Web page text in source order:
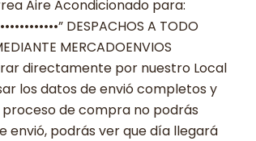
Aire Acondicionado para:
DESPACHOS A TODO
MEDIANTE MERCADOENVIOS
Retirar directamente por nuestro Local
los datos de envió completos y
de compra no podrás
envió, podrás ver que día llegará